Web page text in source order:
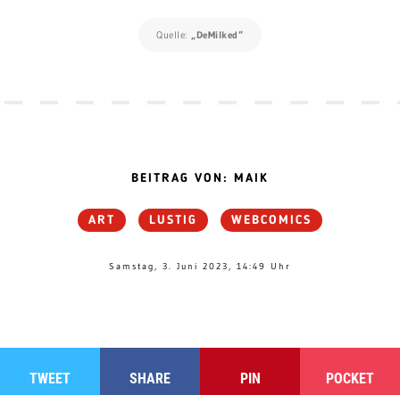
Quelle: „DeMilked“
BEITRAG VON: MAIK
ART LUSTIG WEBCOMICS
Samstag, 3. Juni 2023, 14:49 Uhr
TWEET SHARE PIN POCKET